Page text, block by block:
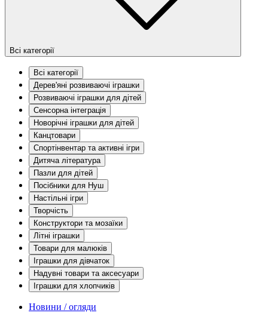
Всі категорії
Всі категорії
Дерев'яні розвиваючі іграшки
Розвиваючі іграшки для дітей
Сенсорна інтеграція
Новорічні іграшки для дітей
Канцтовари
Спортінвентар та активні ігри
Дитяча література
Пазли для дітей
Посібники для Нуш
Настільні ігри
Творчість
Конструктори та мозаїки
Літні іграшки
Товари для малюків
Іграшки для дівчаток
Надувні товари та аксесуари
Іграшки для хлопчиків
Новини / огляди